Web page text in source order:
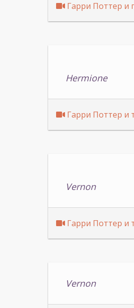
Гарри Поттер и
Hermione
Гарри Поттер и
Vernon
Гарри Поттер и
Vernon